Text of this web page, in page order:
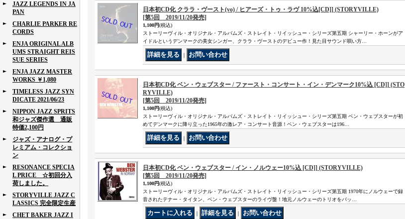
JAZZ LEGENDS IN JA
PAN
CHARLIE PARKER RE
CORDS
ENJA ORIGINAL ALB
UMS STRAIGHT REIS
SUE SERIES
ENJA JAZZ MASTER
WORKS ￥1,080
TIMELESS JAZZ SYN
DICATE 2021/06/23
NIPPON JAZZ SPRITS
和ジャズ傑作選 通販
特価2,100円
ジャズ・アナログ・プ
レミアム・コレクショ
ン
RESONANCE SPECIA
L PRICE ☆初回分入
荷しました。
STORYVILLE JAZZ C
LASSICS 完全限定生産
CHET BAKER JAZZ I
日本初CD化 クララ・ヴースト(vo) / ヒアーズ・トゥ・ラヴ 10%込[CD]] (STORYVILLE)
[第5回 2019/11/20発売]
1,100円(税込)
ストーリーヴィル・オリジナル・アルバムズ・ストレイト・リイッシュー・シリーズ第五期 シャーリー・ホーンがア
イドルというデンマークの美女シンガー、クララ・ヴーストのデビュー作！見た目サウンド唄い方…
｜
日本初CD化 ベン・ウェブスター / ファースト・コンサート・イン・デンマーク10%込 [CD]] (STO
RYVILLE)
[第5回 2019/11/20発売]
1,100円(税込)
ストーリーヴィル・オリジナル・アルバムズ・ストレイト・リイッシュー・シリーズ第五期 ベン・ウェブスターが初
めてデンマークに降り立った1965年の激レア・コンサート音源！ベン・ウェブスターは196…
｜
日本初CD化 ベン・ウェブスター / イン・ノルウェー10%込 [CD]] (STORYVILLE)
[第5回 2019/11/20発売]
1,100円(税込)
ストーリーヴィル・オリジナル・アルバムズ・ストレイト・リイッシュー・シリーズ第五期 1970年にノルウェーで録
音されたテナー・タイタン、ベン・ウェブスターのライヴ盤！地元ノルウェーのトリオをバッ…
｜ ｜